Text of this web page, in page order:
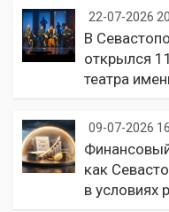
22-07-2026
В
открылся
театра
09-07-2026
как
в условиях